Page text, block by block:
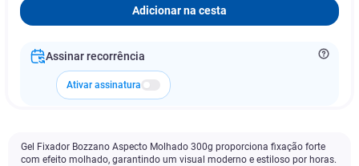
Adicionar na cesta
Assinar recorrência
Ativar assinatura
Gel Fixador Bozzano Aspecto Molhado 300g proporciona fixação forte
com efeito molhado, garantindo um visual moderno e estiloso por horas.